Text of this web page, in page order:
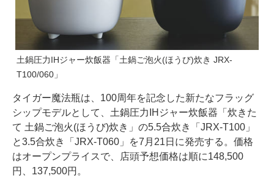
土鍋圧力IHジャー炊飯器「土鍋ご泡火(ほうび)炊き JRX-
T100/060」
タイガー魔法瓶は、100周年を記念した新たなフラッグ
シップモデルとして、土鍋圧力IHジャー炊飯器「炊きた
て 土鍋ご泡火(ほうび)炊き」の5.5合炊き「JRX-T100」
と3.5合炊き「JRX-T060」を7月21日に発売する。価格
はオープンプライスで、店頭予想価格は順に148,500
円、137,500円。